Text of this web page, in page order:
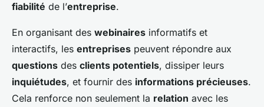
fiabilité de l’entreprise.
En organisant des webinaires informatifs et
interactifs, les entreprises peuvent répondre aux
questions des clients potentiels, dissiper leurs
inquiétudes, et fournir des informations précieuses.
Cela renforce non seulement la relation avec les